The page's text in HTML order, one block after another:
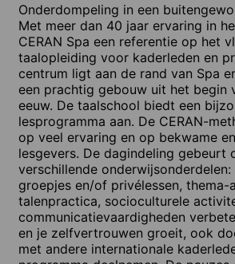
Onderdompeling in een
Met meer dan 40 jaar ervaring in
CERAN Spa een referentie op het
taalopleiding voor kaderleden en
centrum ligt aan de rand van Spa
een prachtig gebouw uit het begin
eeuw. De taalschool biedt een
lesprogramma aan. De CERAN-
op veel ervaring en op bekwame
lesgevers. De dagindeling gebeurt
verschillende onderwijsonderdelen:
groepjes en/of privélessen, thema-
talenpractica, socioculturele
communicatievaardigheden
en je zelfvertrouwen groeit, ook
met andere internationale